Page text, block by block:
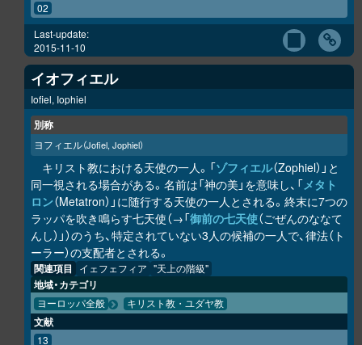
02
Last-update:
2015-11-10
イオフィエル
Iofiel, Iophiel
別称
ヨフィエル（Jofiel, Jophiel）
キリスト教における天使の一人。「ゾフィエル（Zophiel）」と
同一視される場合がある。名前は「神の美」を意味し、「メタト
ロン（Metatron）」に随行する天使の一人とされる。終末に7つの
ラッパを吹き鳴らす七天使（→「御前の七天使（ごぜんのななて
んし）」）のうち、特定されていない3人の候補の一人で、律法（ト
ーラー）の支配者とされる。
関連項目 イェフェフィア "天上の階級"
地域・カテゴリ
ヨーロッパ全般 キリスト教・ユダヤ教
文献
13